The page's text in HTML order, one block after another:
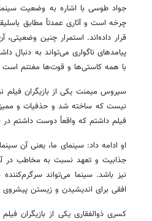
جواد طوسی با اشاره به وضعیت
چرخه است و آثاری عمدتاً مطابق
قرار داده‌اند. استمرار چنین
پیامدهای ناگواری می‌تواند به دنبال
با همه کاستی‌ها و قوت‌ها مغتنم است
سیروس میمنت یکی از بازیگران فیلم
نیست که ساخته شد و حذفیات و
فیلم داشتم که واقعاً دوست داشتم در
او ادامه داد: سینمای ما، یعنی آن
جذابیت و تعهد نسبت به مخاطب در
نیز باشد. سینما می‌تواند
افقی برای اندیشیدن و زیستن
کسری ذوالفقاری یکی از بازیگران